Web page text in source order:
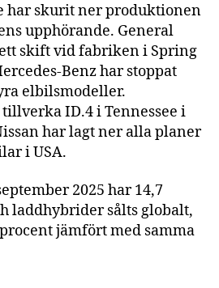
skurit ner produktionen
upphörande. General
skift vid fabriken i Spring
Benz har stoppat
elbilsmodeller.
ID.4 i Tennessee i
har lagt ner alla planer
i USA.
2025 har 14,7
laddhybrider sålts globalt,
jämfört med samma